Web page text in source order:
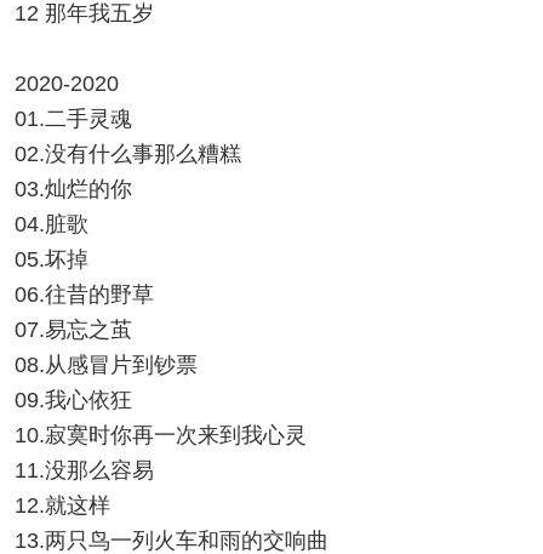
12 那年我五岁
2020-2020
01.二手灵魂
02.没有什么事那么糟糕
03.灿烂的你
04.脏歌
05.坏掉
06.往昔的野草
07.易忘之茧
08.从感冒片到钞票
09.我心依狂
10.寂寞时你再一次来到我心灵
11.没那么容易
12.就这样
13.两只鸟一列火车和雨的交响曲